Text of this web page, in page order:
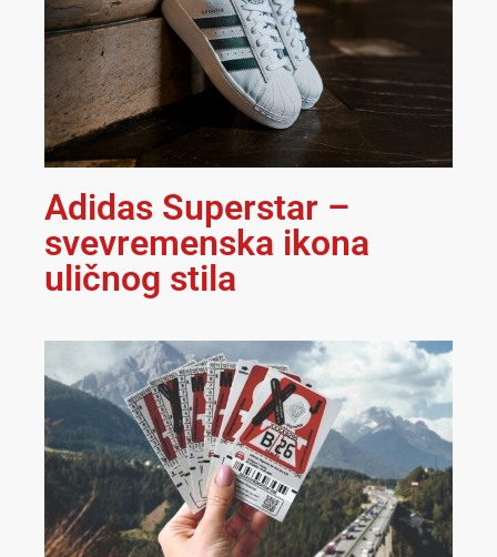
Adidas Superstar –
svevremenska ikona
uličnog stila